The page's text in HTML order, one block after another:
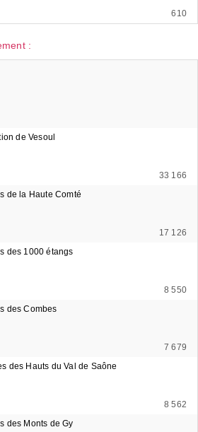
610
:
de Vesoul
33 166
de la Haute Comté
17 126
des 1000 étangs
8 550
des Combes
7 679
des Hauts du Val de Saône
8 562
des Monts de Gy